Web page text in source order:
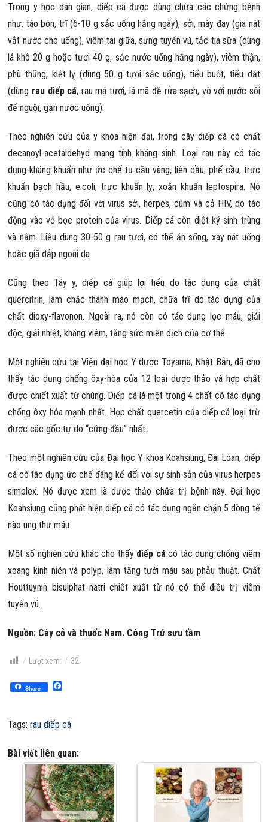
Trong y học dân gian, diếp cá được dùng chữa các chứng bệnh
như: táo bón, trĩ (6-10 g sắc uống hằng ngày), sởi, mày đay (giã nát
vắt nước cho uống), viêm tai giữa, sưng tuyến vú, tắc tia sữa (dùng
lá khô 20 g hoặc tươi 40 g, sắc nước uống hằng ngày), viêm thận,
phù thũng, kiết lỵ (dùng 50 g tươi sắc uống), tiểu buốt, tiểu dắt
(dùng rau diếp cá, rau má tươi, lá mã đề rửa sạch, vò với nước sôi
để nguội, gạn nước uống).
Theo nghiên cứu của y khoa hiện đại, trong cây diếp cá có chất
decanoyl-acetaldehyd mang tính kháng sinh. Loại rau này có tác
dụng kháng khuẩn như ức chế tụ cầu vàng, liên cầu, phế cầu, trực
khuẩn bạch hầu, e.coli, trực khuẩn lỵ, xoắn khuẩn leptospira. Nó
cũng có tác dụng đối với virus sởi, herpes, cúm và cả HIV, do tác
động vào vỏ bọc protein của virus. Diếp cá còn diệt ký sinh trùng
và nấm. Liều dùng 30-50 g rau tươi, có thể ăn sống, xay nát uống
hoặc giã đắp ngoài da
Cũng theo Tây y, diếp cá giúp lợi tiểu do tác dụng của chất
quercitrin, làm chắc thành mao mạch, chữa trĩ do tác dụng của
chất dioxy-flavonon. Ngoài ra, nó còn có tác dụng lọc máu, giải
độc, giải nhiệt, kháng viêm, tăng sức miễn dịch của cơ thể.
Một nghiên cứu tại Viện đại học Y dược Toyama, Nhật Bản, đã cho
thấy tác dụng chống ôxy-hóa của 12 loại dược thảo và hợp chất
được chiết xuất từ chúng. Diếp cá là một trong 4 chất có tác dụng
chống ôxy hóa mạnh nhất. Hợp chất quercetin của diếp cá loại trừ
được các gốc tự do “cứng đầu” nhất.
Theo một nghiên cứu của Đại học Y khoa Koahsiung, Đài Loan, diếp
cá có tác dụng ức chế đáng kể đối với sự sinh sản của virus herpes
simplex. Nó được xem là dược thảo chữa trị bệnh này. Đại học
Koahsiung cũng phát hiện diếp cá có tác dụng ngăn chặn 5 dòng tế
nào ung thư máu.
Một số nghiên cứu khác cho thấy diếp cácó tác dụng chống viêm
xoang kinh niên và polyp, làm tăng tưới máu sau phẫu thuật. Chất
Houttuynin bisulphat natri chiết xuất từ nó có thể điều trị viêm
tuyến vú.
Nguồn: Cây cỏ và thuốc Nam. Công Trứ sưu tầm
Lượt xem: 32
Share
Tags:rau diếp cá
Bài viết liên quan: